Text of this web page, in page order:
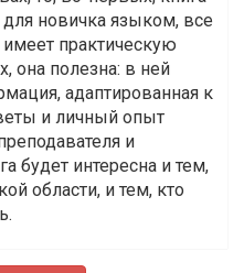
новичка языком, все
практическую
она полезна: в ней
адаптированная к
и личный опыт
и
будет интересна и тем,
области, и тем, кто